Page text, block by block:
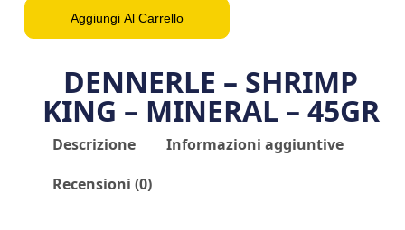
Aggiungi Al Carrello
DENNERLE – SHRIMP
KING – MINERAL – 45GR
Descrizione
Informazioni aggiuntive
Recensioni (0)